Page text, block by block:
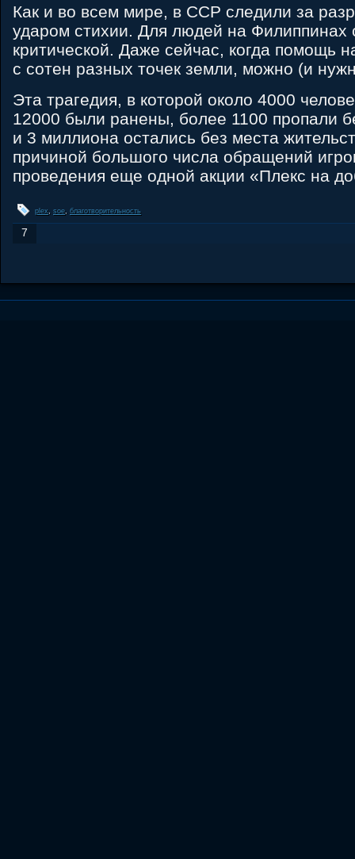
Как и во всем мире, в CCP следили за
ударом стихии. Для людей на Филиппинах
критической. Даже сейчас, когда помощь
с сотен разных точек земли, можно (и
Эта трагедия, в которой около 4000
12000 были ранены, более 1100 пропали
и 3 миллиона остались без места
причиной большого числа обращений
проведения еще одной акции «Плекс на
plex, soe, благотворительность
7